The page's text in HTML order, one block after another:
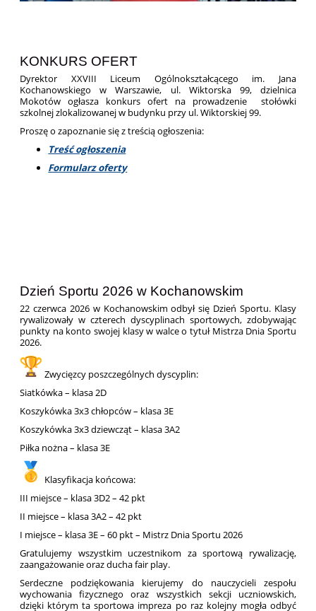
KONKURS OFERT
Dyrektor XXVIII Liceum Ogólnokształcącego im. Jana
Kochanowskiego w Warszawie, ul. Wiktorska 99, dzielnica
Mokotów ogłasza konkurs ofert na prowadzenie stołówki
szkolnej zlokalizowanej w budynku przy ul. Wiktorskiej 99.
Proszę o zapoznanie się z treścią ogłoszenia:
Treść ogłoszenia
Formularz oferty
Dzień Sportu 2026 w Kochanowskim
22 czerwca 2026 w Kochanowskim odbył się Dzień Sportu. Klasy
rywalizowały w czterech dyscyplinach sportowych, zdobywając
punkty na konto swojej klasy w walce o tytuł Mistrza Dnia Sportu
2026.
Zwycięzcy poszczególnych dyscyplin:
Siatkówka – klasa 2D
Koszykówka 3x3 chłopców – klasa 3E
Koszykówka 3x3 dziewcząt – klasa 3A2
Piłka nożna – klasa 3E
Klasyfikacja końcowa:
III miejsce – klasa 3D2 – 42 pkt
II miejsce – klasa 3A2 – 42 pkt
I miejsce – klasa 3E – 60 pkt – Mistrz Dnia Sportu 2026
Gratulujemy wszystkim uczestnikom za sportową rywalizację,
zaangażowanie oraz ducha fair play.
Serdeczne podziękowania kierujemy do nauczycieli zespołu
wychowania fizycznego oraz wszystkich sekcji uczniowskich,
dzięki którym ta sportowa impreza po raz kolejny mogła odbyć